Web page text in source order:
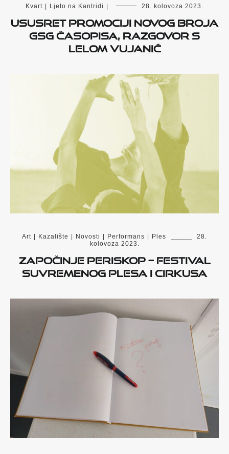
Kvart | Ljeto na Kantridi | 28. kolovoza 2023.
Ususret promociji novog broja
GSG časopisa, razgovor s
Lelom Vujanić
Art | Kazalište | Novosti | Performans | Ples
28.
kolovoza 2023.
Započinje PERISKOP – festival
suvremenog plesa i cirkusa